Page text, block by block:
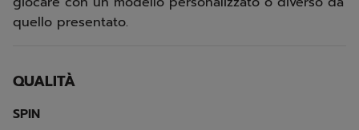
quello presentato.
QUALITÀ
SPIN